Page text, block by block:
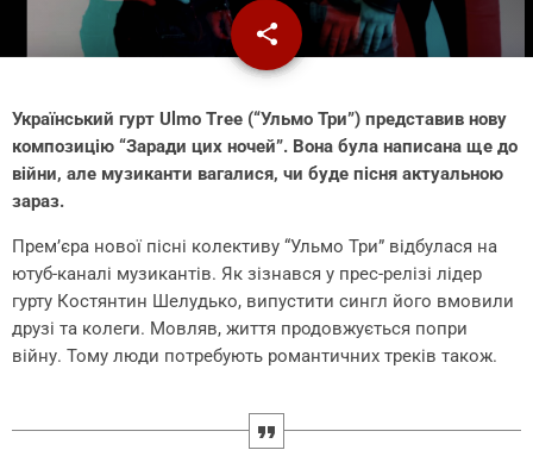
share
email
Український гурт Ulmo Tree (“Ульмо Три”) представив нову
композицію “Заради цих ночей”. Вона була написана ще до
війни, але музиканти вагалися, чи буде пісня актуальною
зараз.
Прем’єра нової пісні колективу “Ульмо Три” відбулася на
ютуб-каналі музикантів. Як зізнався у прес-релізі лідер
гурту Костянтин Шелудько, випустити сингл його вмовили
друзі та колеги. Мовляв, життя продовжується попри
війну. Тому люди потребують романтичних треків також.